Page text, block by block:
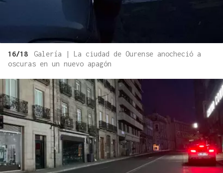
16/18
Galería | La ciudad de Ourense anocheció a
oscuras en un nuevo apagón